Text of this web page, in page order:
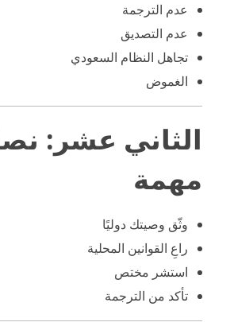
عدم الترجمة
عدم التصديق
تجاهل النظام السعودي
الغموض
الثاني عشر:
مهمة
وثّق وصيتك دوليًا
راعِ القوانين المحلية
استشر مختص
تأكد من الترجمة